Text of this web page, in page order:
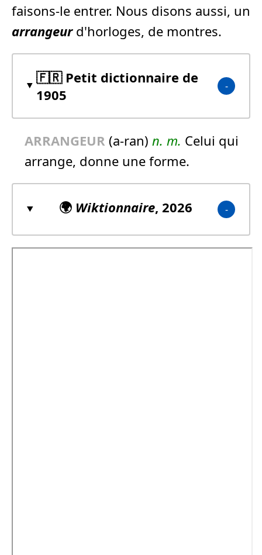
faisons-le entrer. Nous disons aussi, un
arrangeurd'horloges, de montres.
🇫🇷 Petit dictionnaire de
1905
ARRANGEUR (a-ran) n. m. Celui qui
arrange, donne une forme.
🌍 Wiktionnaire, 2026